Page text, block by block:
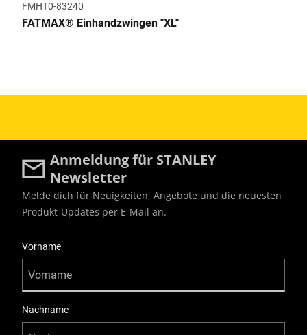
FMHT0-83240
FATMAX® Einhandzwingen "XL"
Anmeldung für STANLEY
Newsletter
Melde dich für Neuigkeiten, Angebote und die neuesten
Produkt-Updates per E-Mail an.
Vorname
Nachname